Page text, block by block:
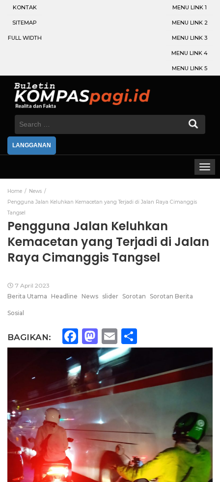
KONTAK
SITEMAP
FULL WIDTH
MENU LINK 1
MENU LINK 2
MENU LINK 3
MENU LINK 4
MENU LINK 5
Search
LANGGANAN
Home
News
Pengguna Jalan Keluhkan Kemacetan yang Terjadi di Jalan Raya Cimanggis
Tangsel
Pengguna Jalan Keluhkan
Kemacetan yang Terjadi di Jalan
Raya Cimanggis Tangsel
7 April 2023
Berita Utama
Headline News slider Sorotan Sorotan Berita
Sosial
BAGIKAN: Facebook
Mastodon
Email